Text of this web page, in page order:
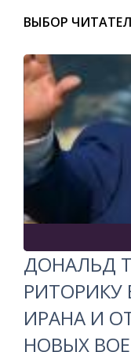
ВЫБОР
ДОНАЛЬД
ИРАНА И
НОВЫХ